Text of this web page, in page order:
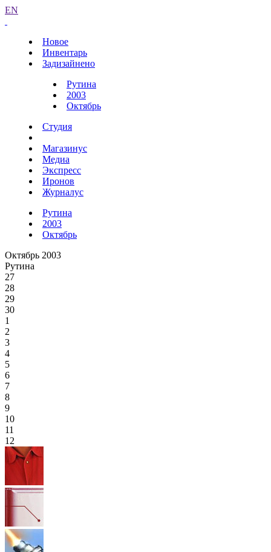
EN
Новое
Инвентарь
Задизайнено
Рутина
2003
Октябрь
Студия
Магазинус
Медиа
Экспресс
Иронов
Журналус
Рутина
2003
Октябрь
Октябрь 2003
Рутина
27
28
29
30
1
2
3
4
5
6
7
8
9
10
11
12